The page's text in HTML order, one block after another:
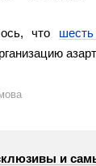
что
и